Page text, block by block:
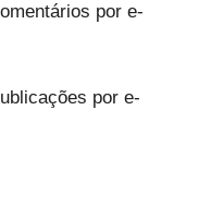
por e-
por e-